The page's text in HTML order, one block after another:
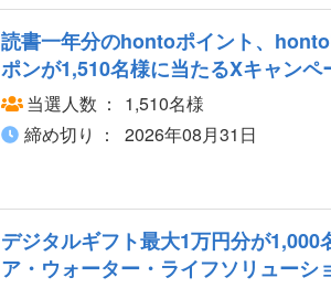
読書一年分のhontoポイント、
ポンが1,510名様に当たるXキャンペ
当選人数
1,510名様
締め切り
2026年08月31日
デジタルギフト最大1万円分が
ア・ウォーター・ライフソリューシ